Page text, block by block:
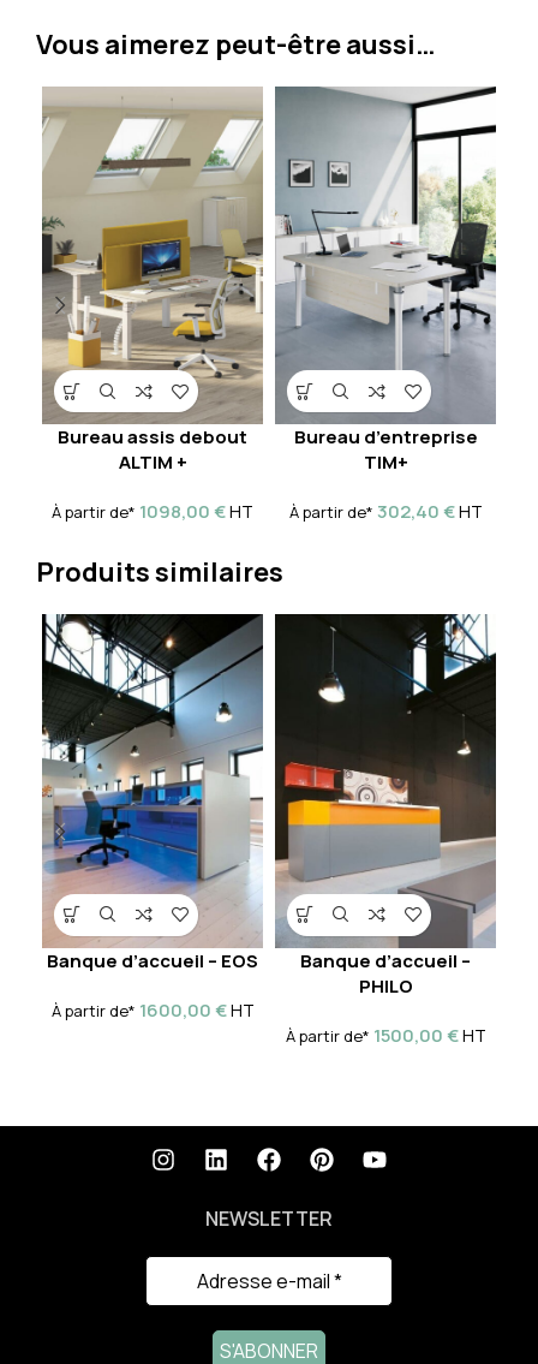
Vous aimerez peut-être aussi…
Bureau assis debout
ALTIM +
À partir de* 1098,00€HT
Bureau d’entreprise
TIM+
À partir de* 302,40€HT
Produits similaires
Banque d’accueil – EOS
À partir de* 1600,00€HT
Banque d’accueil –
PHILO
À partir de* 1500,00€HT
NEWSLETTER